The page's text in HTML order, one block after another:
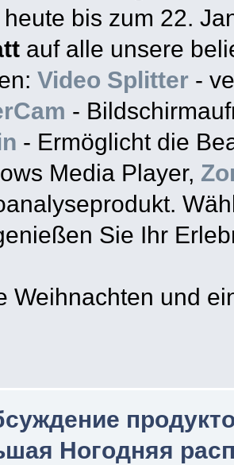
heute bis zum 22.
auf alle unsere
Video Splitter-
-
- Ermöglicht die
Media Player,
Sie Ihr
Weihnachten und
Ногодняя